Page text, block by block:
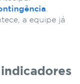
a equipe já